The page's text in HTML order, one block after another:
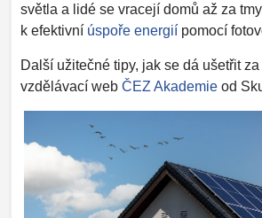
světla a lidé se vracejí domů až za
k efektivní úspoře energiípomocí
Další užitečné tipy, jak se dá ušetřit
vzdělávací web ČEZ Akademieod